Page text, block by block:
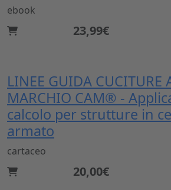
ebook
23,99€
LINEE GUIDA CUCITURE
MARCHIO CAM® -
calcolo per strutture in
armato
cartaceo
20,00€